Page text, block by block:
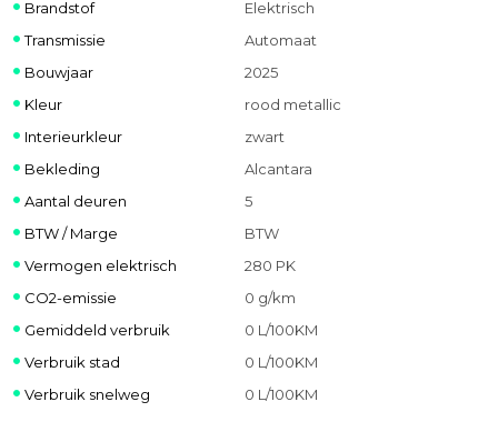
Brandstof
Elektrisch
Transmissie
Automaat
Bouwjaar
2025
Kleur
rood metallic
Interieurkleur
zwart
Bekleding
Alcantara
Aantal deuren
5
BTW / Marge
BTW
Vermogen elektrisch
280 PK
CO2-emissie
0 g/km
Gemiddeld verbruik
0 L/100KM
Verbruik stad
0 L/100KM
Verbruik snelweg
0 L/100KM